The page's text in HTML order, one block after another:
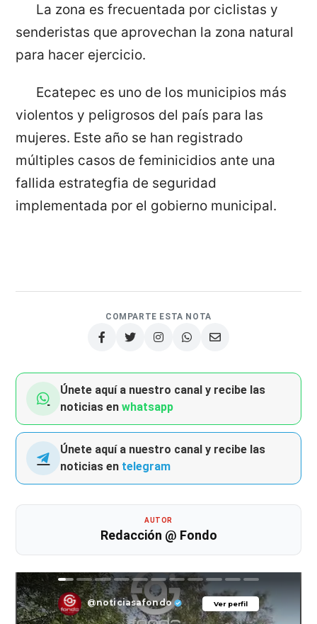
La zona es frecuentada por ciclistas y
senderistas que aprovechan la zona natural
para hacer ejercicio.
Ecatepec es uno de los municipios más
violentos y peligrosos del país para las
mujeres. Este año se han registrado
múltiples casos de feminicidios ante una
fallida estrategfia de seguridad
implementada por el gobierno municipal.
COMPARTE ESTA NOTA
Únete aquí a nuestro canal y recibe las
noticias enwhatsapp
Únete aquí a nuestro canal y recibe las
noticias en telegram
AUTOR
Redacción @ Fondo
Ver perfil
@noticiasafondo Ver perfil